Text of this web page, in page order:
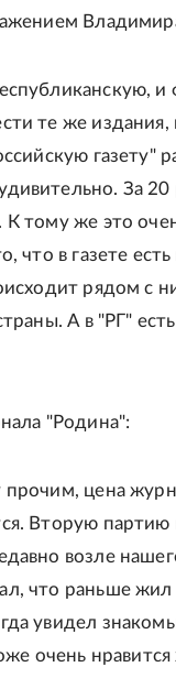
и
те же издания,
газету"
За 20
К тому же это
что в газете есть
рядом с
А в "РГ"
"Родина":
цена
Вторую партию
возле
что раньше
увидел
очень